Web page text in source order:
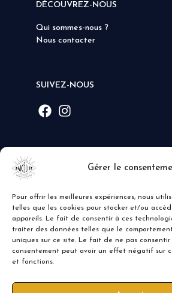
Gérer le
Pour offrir les meilleures expériences, nous
telles que les cookies pour stocker et/ou
appareils. Le fait de consentir à ces
traiter des données telles que le
uniques sur ce site. Le fait de ne pas
consentement peut avoir un effet négatif sur
et fonctions.
DÉCOUVREZ-NOUS
Qui sommes-nous ?
Nous contacter
SUIVEZ-NOUS